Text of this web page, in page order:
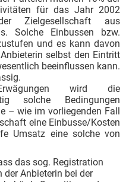
für das Jahr 2002
Zielgesellschaft aus
Solche Einbussen bzw.
und es kann davon
selbst den Eintritt
beeinflussen kann.
wird die
solche Bedingungen
– wie im vorliegenden Fall
eine Einbusse/Kosten
Umsatz eine solche von
das sog. Registration
der Anbieterin bei der